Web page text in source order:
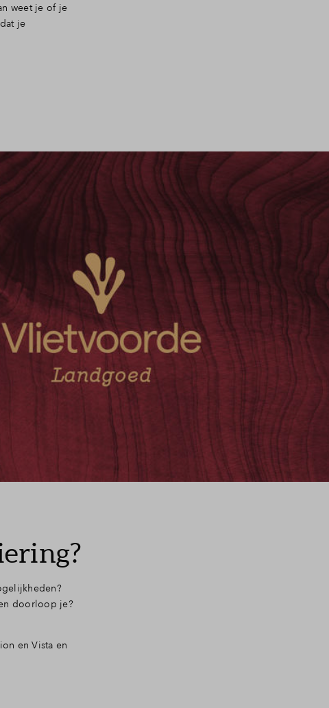
weet je of je
je
doorloop je?
en Vista en